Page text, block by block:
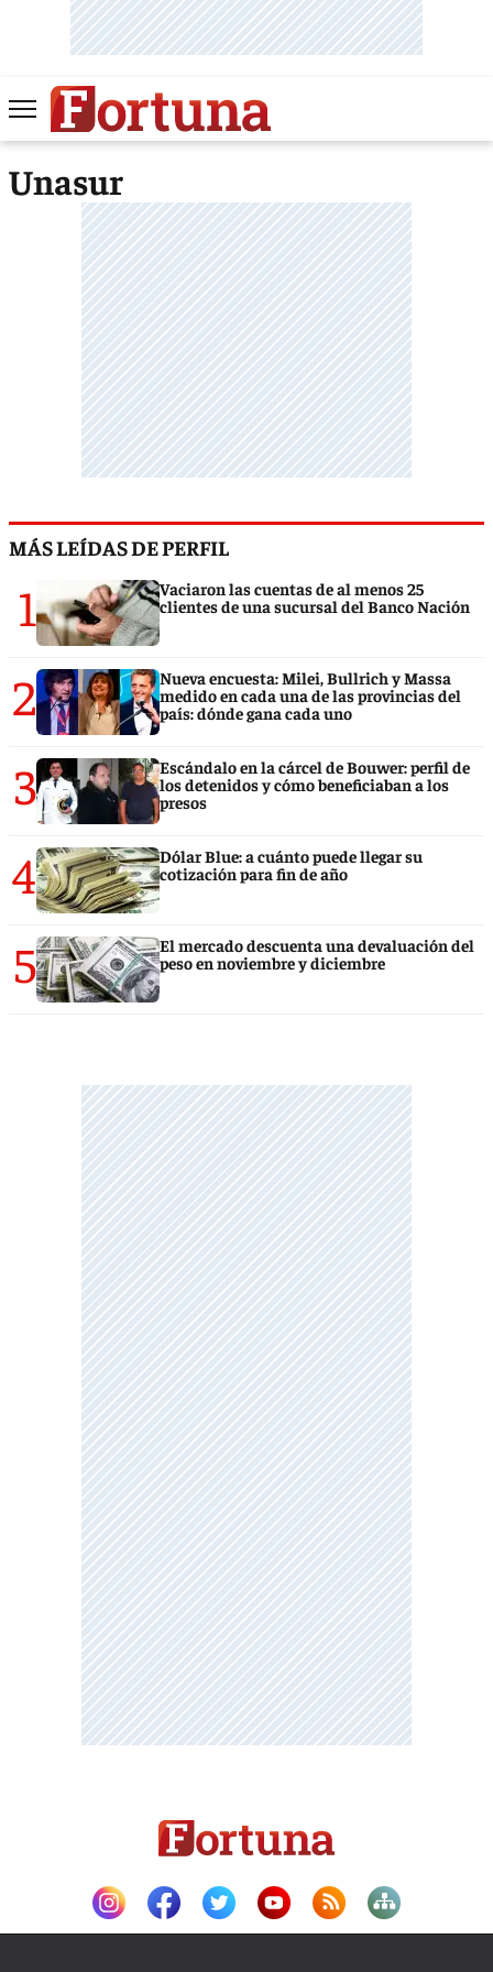
Unasur
MÁS LEÍDAS DE PERFIL
1
Vaciaron las cuentas de al menos 25
clientes de una sucursal del Banco Nación
2
Nueva encuesta: Milei, Bullrich y Massa
medido en cada una de las provincias del
país: dónde gana cada uno
3
Escándalo en la cárcel de Bouwer: perfil de
los detenidos y cómo beneficiaban a los
presos
4
Dólar Blue: a cuánto puede llegar su
cotización para fin de año
5
El mercado descuenta una devaluación del
peso en noviembre y diciembre